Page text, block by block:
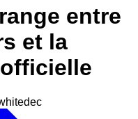
entre
et la